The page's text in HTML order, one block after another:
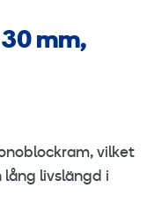
mm,
vilket
livslängd i